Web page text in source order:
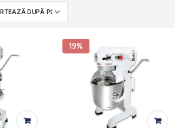
19%